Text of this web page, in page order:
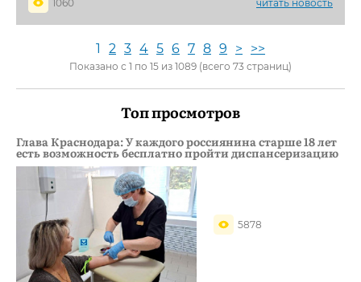
1060
читать новость
1 2 3 4 5 6 7 8 9 > >>
Показано с 1 по 15 из 1089 (всего 73 страниц)
Топ просмотров
Глава Краснодара: У каждого россиянина старше 18 лет
есть возможность бесплатно пройти диспансеризацию
5878